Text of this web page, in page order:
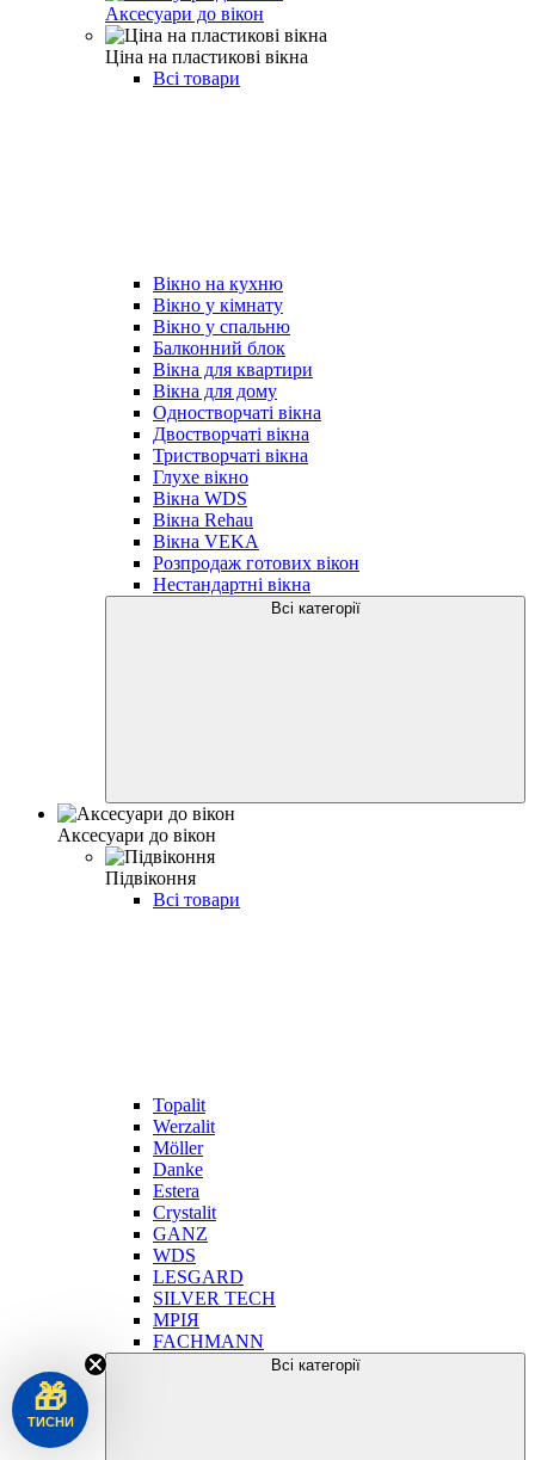
Аксесуари до вікон
Ціна на пластикові вікна
Всі товари
Вікно на кухню
Вікно у кімнату
Вікно у спальню
Балконний блок
Вікна для квартири
Вікна для дому
Одностворчаті вікна
Двостворчаті вікна
Тристворчаті вікна
Глухе вікно
Вікна WDS
Вікна Rehau
Вікна VEKA
Розпродаж готових вікон
Нестандартні вікна
Всі категорії
Аксесуари до вікон
Підвіконня
Всі товари
Topalit
Werzalit
Möller
Danke
Estera
Crystalit
GANZ
WDS
LESGARD
SILVER TECH
МРІЯ
FACHMANN
Всі категорії
🎁
ТИСНИ